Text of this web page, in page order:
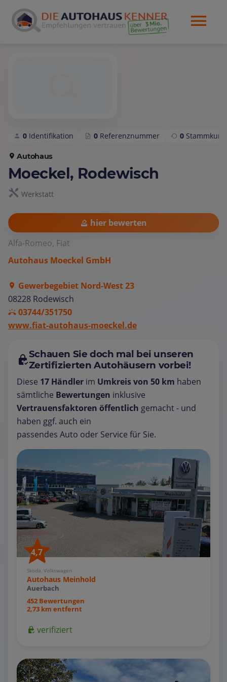
0 Identifikation 0 Referenznummer 0
Autohaus
Moeckel, Rodewisch
Werkstatt
hier bewerten
Alfa-Romeo, Fiat
Autohaus Moeckel GmbH
Gewerbegebiet Nord-West 23
08228 Rodewisch
03744/351750
www.fiat-autohaus-moeckel.de
Schauen Sie doch mal bei unseren
Zertifizierten Autohäusern vorbei!
Diese 17 Händler im Umkreis von 50 km haben
sämtliche Bewertungen inklusive
Vertrauensfaktoren öffentlich gemacht - und
haben ggf. auch ein
passendes Auto oder Service für Sie.
4,7
Skoda, Volkswagen
Autohaus Meinhold
Auerbach
452 Bewertungen
2,73 km entfernt
verifiziert